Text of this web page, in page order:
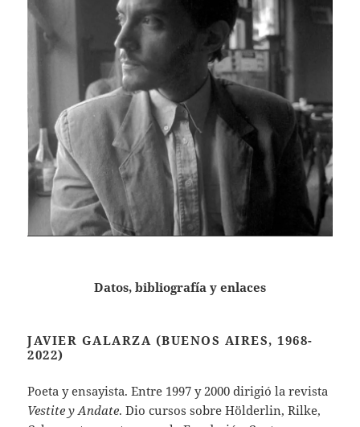
Datos, bibliografía y enlaces
JAVIER GALARZA (BUENOS AIRES, 1968-
2022)
Poeta y ensayista. Entre 1997 y 2000 dirigió la revista
Vestite y Andate. Dio cursos sobre Hölderlin, Rilke,